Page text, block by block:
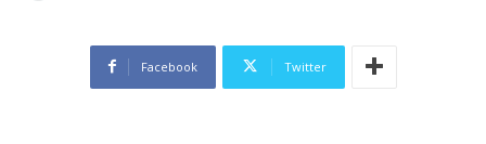
Facebook Twitter